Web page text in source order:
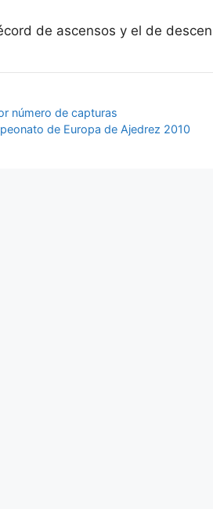
de ascensos y el de
número de capturas
de Europa de Ajedrez 2010